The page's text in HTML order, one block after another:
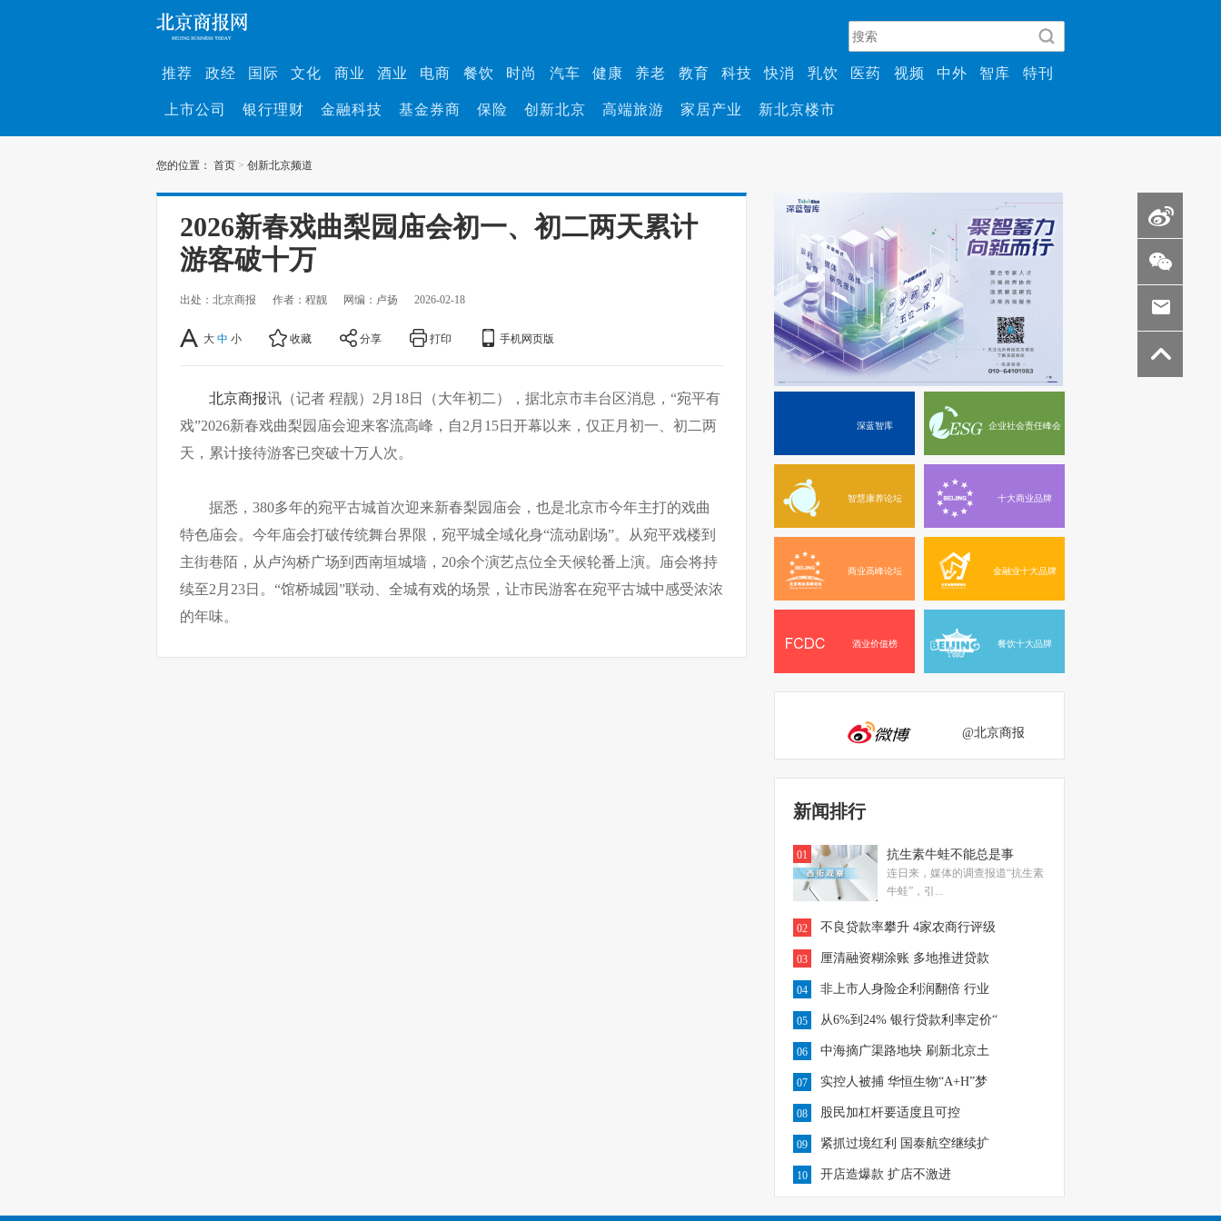
推荐 政经 国际 文化 商业 酒业 电商 餐饮 时尚 汽车 健康 养老 教育 科技 快消 乳饮 医药 视频 中外 智库 特刊
上市公司 银行理财 金融科技 基金券商 保险 创新北京 高端旅游 家居产业 新北京楼市
您的位置： 首页 > 创新北京频道
2026新春戏曲梨园庙会初一、初二两天累计
游客破十万
出处：北京商报 作者：程靓 网编：卢扬 2026-02-18
大 中 小 收藏 分享 打印 手机网页版
北京商报讯（记者 程靓）2月18日（大年初二），据北京市丰台区消息，“宛平有
戏”2026新春戏曲梨园庙会迎来客流高峰，自2月15日开幕以来，仅正月初一、初二两
天，累计接待游客已突破十万人次。
据悉，380多年的宛平古城首次迎来新春梨园庙会，也是北京市今年主打的戏曲
特色庙会。今年庙会打破传统舞台界限，宛平城全域化身“流动剧场”。从宛平戏楼到
主街巷陌，从卢沟桥广场到西南垣城墙，20余个演艺点位全天候轮番上演。庙会将持
续至2月23日。“馆桥城园”联动、全城有戏的场景，让市民游客在宛平古城中感受浓浓
的年味。
深蓝智库 企业社会责任峰会
智慧康养论坛 十大商业品牌
商业高峰论坛 金融业十大品牌
酒业价值榜 餐饮十大品牌
@北京商报
新闻排行
01 抗生素牛蛙不能总是事
连日来，媒体的调查报道“抗生素
牛蛙”，引...
02 不良贷款率攀升 4家农商行评级
03 厘清融资糊涂账 多地推进贷款
04 非上市人身险企利润翻倍 行业
05 从6%到24% 银行贷款利率定价“
06 中海摘广渠路地块 刷新北京土
07 实控人被捕 华恒生物“A+H”梦
08 股民加杠杆要适度且可控
09 紧抓过境红利 国泰航空继续扩
10 开店造爆款 扩店不激进